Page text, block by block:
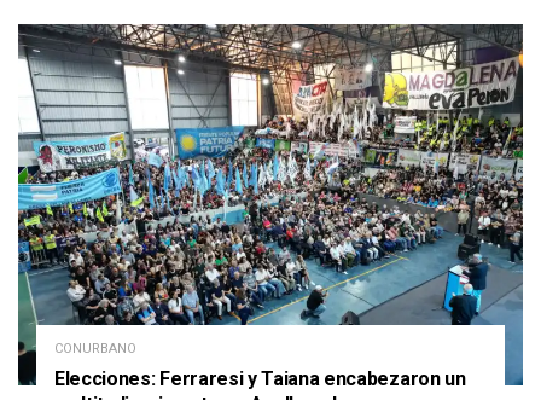
CONURBANO
Elecciones: Ferraresi y Taiana encabezaron un